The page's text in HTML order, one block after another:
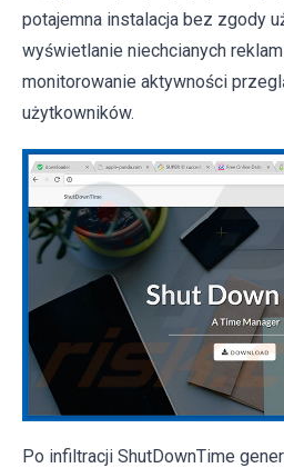
potajemna instalacja bez zgody
wyświetlanie niechcianych
monitorowanie aktywności
użytkowników.
Po infiltracji ShutDownTime